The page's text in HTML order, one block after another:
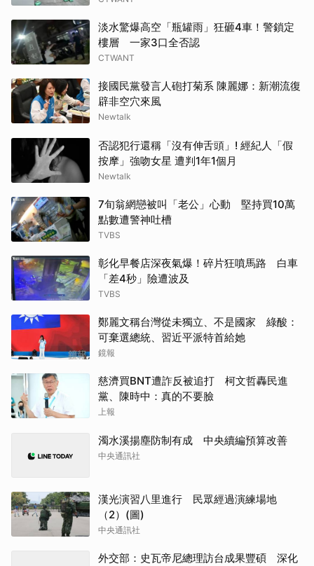
淡水驚爆高空「瓶罐雨」狂砸4車！警鎖定
樓層 一家3口全否認
CTWANT
接國民黨發言人砲打菊系 陳麗娜：新潮流復
辟非空穴來風
Newtalk
否認犯行還稱「沒有伸舌頭」! 經紀人「假
按摩」強吻女星 遭判1年1個月
Newtalk
7旬翁網戀被叫「老公」心動 堅持買10萬
點數遭警神吐槽
TVBS
彰化早餐店深夜氣爆！碎片狂噴馬路 白車
「差4秒」險遭波及
TVBS
鄭麗文稱台灣從未獨立、不是國家 綠酸：
可棄選總統、習近平派特首給她
鏡報
慈濟買BNT遭詐反被追打 柯文哲轟民進
黨、陳時中：真的不要臉
上報
濁水溪揚塵防制有成 中央續編預算改善
中央通訊社
漢光演習八里進行 民眾經過演練場地
（2）(圖)
中央通訊社
外交部：史瓦帝尼總理訪台成果豐碩 深化